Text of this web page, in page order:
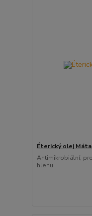
Éterický olej
Antimikrobiální,
hlenu